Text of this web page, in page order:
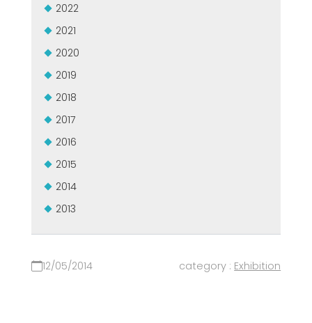
GROUPE MEP MACHINES D\'OCCASION CERTIFIÉ
2022
2021
2020
2019
2018
2017
2016
2015
2014
2013
12/05/2014 category : Exhibition